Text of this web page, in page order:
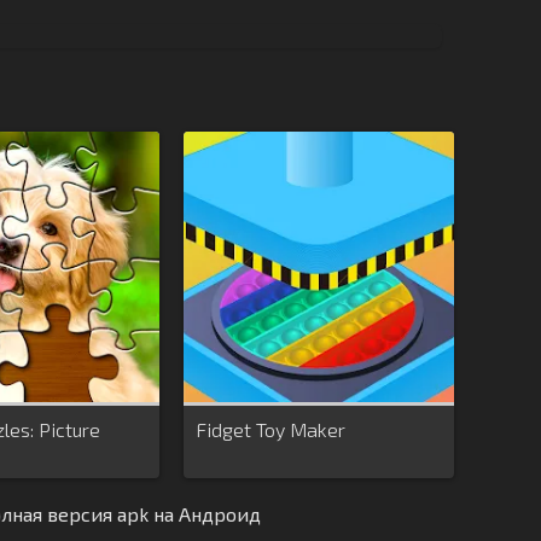
Picture
Fidget Toy Maker
версия apk на Андроид